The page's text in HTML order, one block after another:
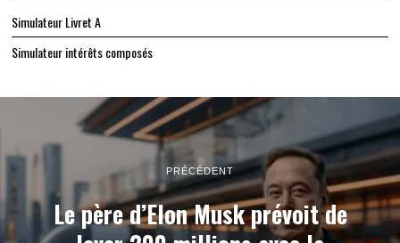
Simulateur Livret A
Simulateur intérêts composés
PRÉCÉDENT
Le père d’Elon Musk prévoit de